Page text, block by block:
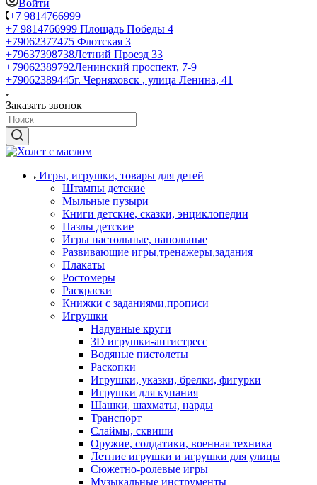
Войти
+7 9814766999
+7 9814766999 Площадь Победы 4
+79062377475 Флотская 3
+79637398738Летний Проезд 33
+79062389792Ленинский проспект, 7-9
+79062389445г. Черняховск , улица Ленина, 41
Заказать звонок
Игры, игрушки, товары для детей
Штампы детские
Мыльные пузыри
Книги детские, сказки, энциклопедии
Пазлы детские
Игры настольные, напольные
Развивающие игры,тренажеры,задания
Плакаты
Ростомеры
Раскраски
Книжки с заданиями,прописи
Игрушки
Надувные круги
3D игрушки-антистресс
Водяные пистолеты
Раскопки
Игрушки, указки, брелки, фигурки
Игрушки для купания
Шашки, шахматы, нарды
Транспорт
Слаймы, сквиши
Оружие, солдатики, военная техника
Летние игрушки и игрушки для улицы
Сюжетно-ролевые игры
Музыкальные инструменты